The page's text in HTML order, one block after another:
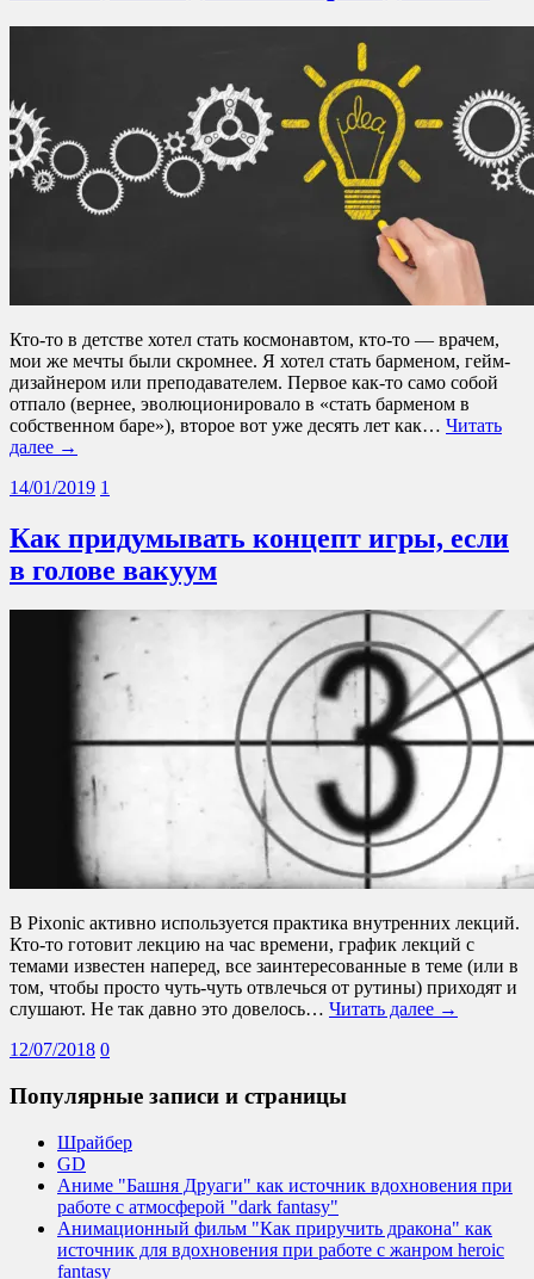
Кто-то в детстве хотел стать космонавтом, кто-то — врачем,
мои же мечты были скромнее. Я хотел стать барменом, гейм-
дизайнером или преподавателем. Первое как-то само собой
отпало (вернее, эволюционировало в «стать барменом в
собственном баре»), второе вот уже десять лет как… Читать
далее →
14/01/2019 1
Как придумывать концепт игры, если
в голове вакуум
В Pixonic активно используется практика внутренних лекций.
Кто-то готовит лекцию на час времени, график лекций с
темами известен наперед, все заинтересованные в теме (или в
том, чтобы просто чуть-чуть отвлечься от рутины) приходят и
слушают. Не так давно это довелось… Читать далее →
12/07/2018 0
Популярные записи и страницы
Шрайбер
GD
Аниме "Башня Друаги" как источник вдохновения при
работе с атмосферой "dark fantasy"
Анимационный фильм "Как приручить дракона" как
источник для вдохновения при работе с жанром heroic
fantasy